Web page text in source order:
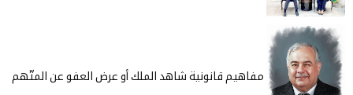
مفاهيم قانونية شاهد الملك أو عرض العفو عن المتّهم